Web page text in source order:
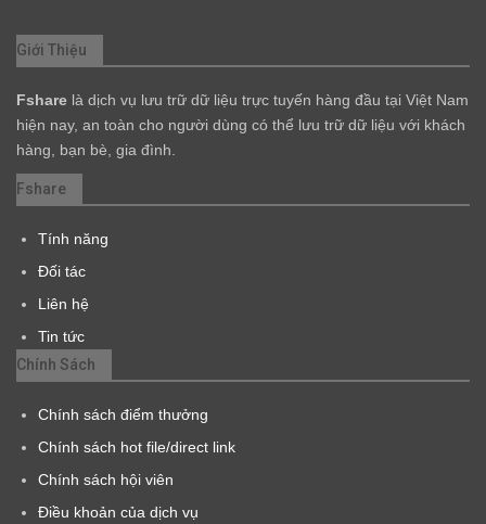
Giới Thiệu
Fshare là dịch vụ lưu trữ dữ liệu trực tuyến hàng đầu tại Việt Nam
hiện nay, an toàn cho người dùng có thể lưu trữ dữ liệu với khách
hàng, bạn bè, gia đình.
Fshare
Tính năng
Đối tác
Liên hệ
Tin tức
Chính Sách
Chính sách điểm thưởng
Chính sách hot file/direct link
Chính sách hội viên
Điều khoản của dịch vụ